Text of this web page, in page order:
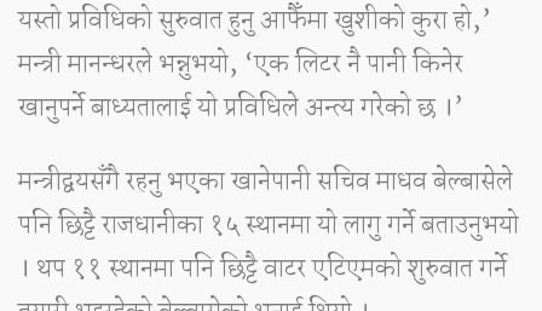
यस्तो प्रविधिको सुरुवात हुनु आफैँमा खुशीको कुरा हो,’
मन्त्री मानन्धरले भन्नुभयो, ‘एक लिटर नै पानी किनेर
खानुपर्ने बाध्यतालाई यो प्रविधिले अन्त्य गरेको छ ।’
मन्त्रीद्वयसँगै रहनु भएका खानेपानी सचिव माधव बेल्बासेले
पनि छिट्टै राजधानीका १५ स्थानमा यो लागु गर्ने बताउनुभयो
। थप ११ स्थानमा पनि छिट्टै वाटर एटिएमको शुरुवात गर्ने